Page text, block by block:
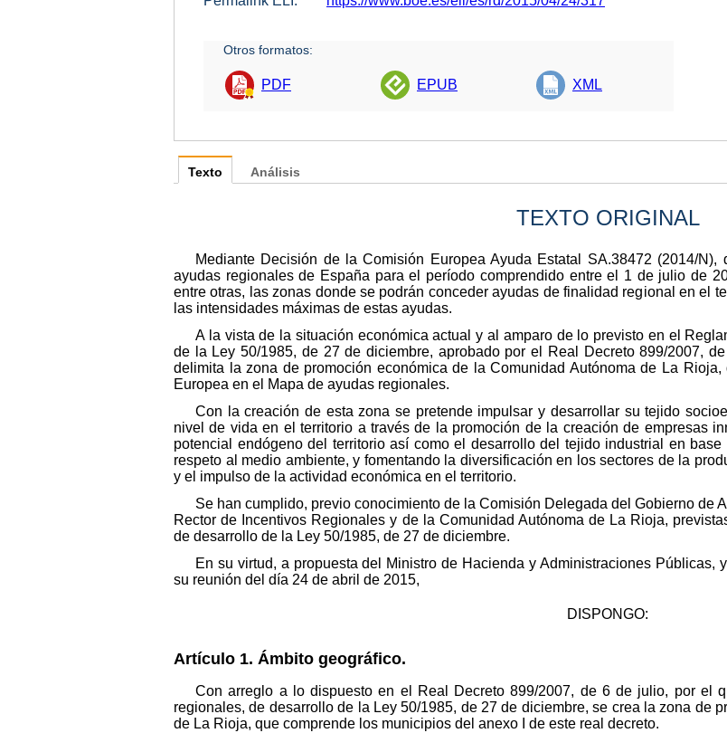
Otros formatos:
PDF EPUB XML
Texto
TEXTO ORIGINAL
Mediante Decisión de la Comisión Europea Ayuda Estatal SA.38472 (2014/
ayudas regionales de España para el período comprendido entre el 1 de julio de
entre otras, las zonas donde se podrán conceder ayudas de finalidad regional en el
las intensidades máximas de estas ayudas.
A la vista de la situación económica actual y al amparo de lo previsto en el
de la Ley 50/1985, de 27 de diciembre, aprobado por el Real Decreto 899/2007,
delimita la zona de promoción económica de la Comunidad Autónoma de La
Europea en el Mapa de ayudas regionales.
Con la creación de esta zona se pretende impulsar y desarrollar su tejido
nivel de vida en el territorio a través de la promoción de la creación de empresas
potencial endógeno del territorio así como el desarrollo del tejido industrial en
respeto al medio ambiente, y fomentando la diversificación en los sectores de la
y el impulso de la actividad económica en el territorio.
Se han cumplido, previo conocimiento de la Comisión Delegada del Gobierno de
Rector de Incentivos Regionales y de la Comunidad Autónoma de La Rioja,
de desarrollo de la Ley 50/1985, de 27 de diciembre.
En su virtud, a propuesta del Ministro de Hacienda y Administraciones
su reunión del día 24 de abril de 2015,
DISPONGO:
Artículo 1. Ámbito geográfico.
Con arreglo a lo dispuesto en el Real Decreto 899/2007, de 6 de julio, por el
regionales, de desarrollo de la Ley 50/1985, de 27 de diciembre, se crea la zona de
de La Rioja, que comprende los municipios del anexo I de este real decreto.
Análisis